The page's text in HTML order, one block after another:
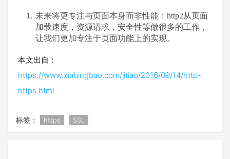
未来将更专注与页面本身而非性能：http2从页面
加载速度，资源请求，安全性等做很多的工作，
让我们更加专注于页面功能上的实现。
本文出自：
https://www.xiabingbao.com/jitiao/2016/09/14/http-
https.html
标签： https SSL